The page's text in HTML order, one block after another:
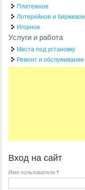
Платежное
Лотерейное и биржевое
Игорное
Услуги и работа
Места под установку
Ремонт и обслуживание
Вход на сайт
Имя пользователя *